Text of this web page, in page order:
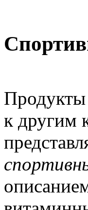
Продукты
к другим